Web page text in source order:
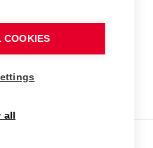
and students